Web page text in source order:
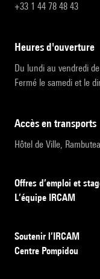
+33 1 44 78 48 43
heures d'ouverture
Du lundi au vendredi
Fermé le samedi et le
accès en transports
Hôtel de Ville,
Offres d’emploi et
L’équipe IRCAM
Soutenir l’IRCAM
Centre Pompidou